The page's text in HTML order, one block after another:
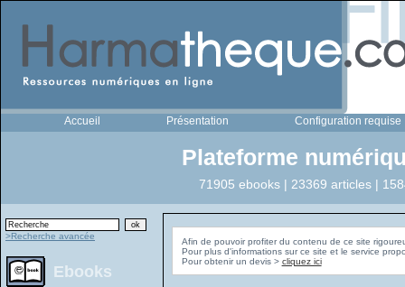
Accueil Présentation Configuration requise
Plateforme
71905 ebooks | 23369 articles |
>Recherche avancée
Ebooks
Afin de pouvoir profiter du contenu de ce site
Pour plus d'informations sur ce site et le service
Pour obtenir un devis > cliquez ici